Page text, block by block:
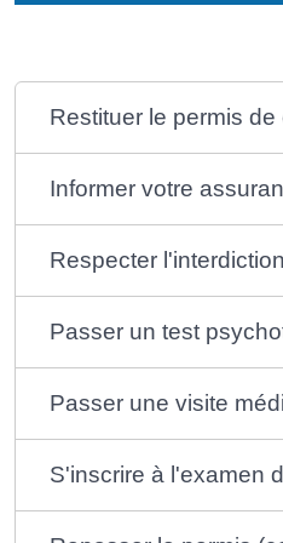
Restituer le permis de
Informer votre
Respecter
Passer un test
Passer une visite
S'inscrire à l'examen